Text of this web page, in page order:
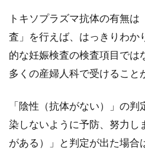
トキソプラズマ抗体の有無
査」を行えば、はっきりわか
的な妊娠検査の検査項目では
多くの産婦人科で受けること
「陰性（抗体がない）」の
染しないように予防、努力し
がある）」と判定が出た場合